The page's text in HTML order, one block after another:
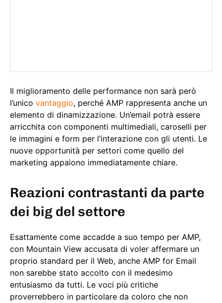
Il miglioramento delle performance non sarà però
l’unico vantaggio, perché AMP rappresenta anche un
elemento di dinamizzazione. Un’email potrà essere
arricchita con componenti multimediali, caroselli per
le immagini e form per l’interazione con gli utenti. Le
nuove opportunità per settori come quello del
marketing appaiono immediatamente chiare.
Reazioni contrastanti da parte
dei big del settore
Esattamente come accadde a suo tempo per AMP,
con Mountain View accusata di voler affermare un
proprio standard per il Web, anche AMP for Email
non sarebbe stato accolto con il medesimo
entusiasmo da tutti. Le voci più critiche
proverrebbero in particolare da coloro che non